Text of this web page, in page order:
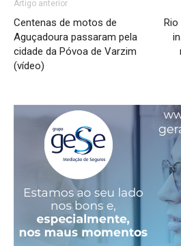
Artigo anterior
Centenas de motos de
Aguçadoura passaram pela
cidade da Póvoa de Varzim
(vídeo)